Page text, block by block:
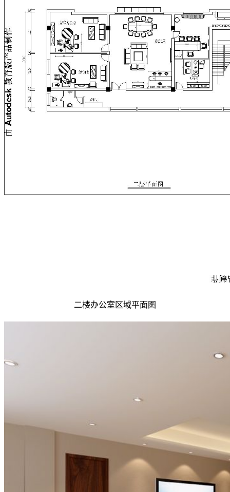
二楼办公室区域平面图